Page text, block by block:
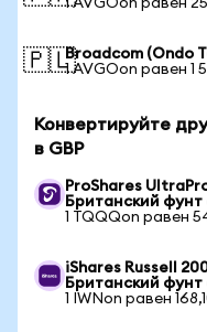
1 AVGOon равен
🇵🇱Broadcom (Ondo
1 AVGOon равен 1
Конвертируйте
в GBP
ProShares
Британский фунт
1 TQQQon равен
iShares Russell
Британский фунт
1 IWNon равен